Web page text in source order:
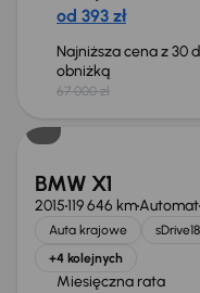
od 393 zł
Najniższa cena z 30
obniżką
67 000 zł
Taniej o 1 000 zł
BMW X1
2015119 646 kmAutomat
Auta krajowe
+4 kolejnych
Miesięczna rata